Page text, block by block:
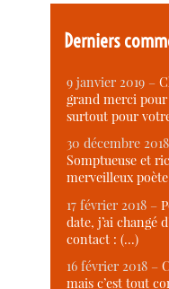
Derniers
9 janvier 2019 –
grand merci
surtout pour
30 décembre
Somptueuse et
merveilleux
17 février 2018 –
date, j’ai changé
contact : (…)
16 février 2018 –
mais c’est tout